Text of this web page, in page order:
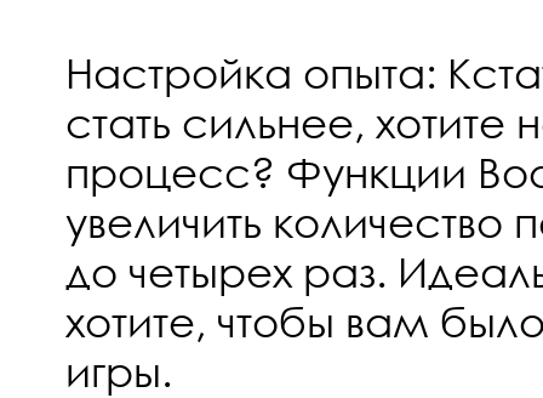
Настройка опыта:
стать сильнее, хотите
процесс? Функции
увеличить количество
до четырех раз.
хотите, чтобы вам
игры.